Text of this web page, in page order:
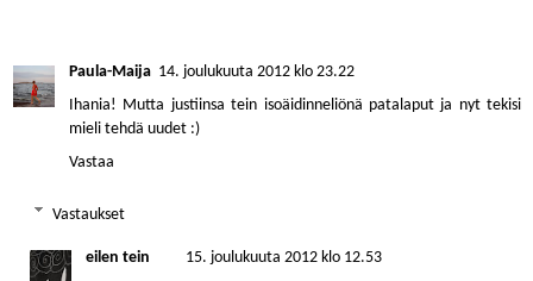
Paula-Maija 14. joulukuuta 2012 klo 23.22
Ihania! Mutta justiinsa tein isoäidinneliönä patalaput ja nyt tekisi
mieli tehdä uudet :)
Vastaa
Vastaukset
eilen tein
15. joulukuuta 2012 klo 12.53